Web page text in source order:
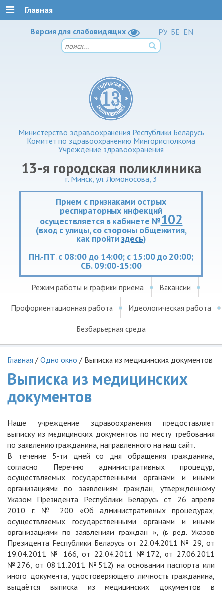
Версия для слабовидящих РУ БЕ EN
Министерство здравоохранения Республики Беларусь
Комитет по здравоохранению Мингорисполкома
Учреждение здравоохранения
13-я городская поликлиника
г. Минск, ул. Ломоносова, 3
Прием с признаками острых
респираторных инфекций
осуществляется в кабинете №102
(вход с улицы, со стороны общежития,
как пройтиздесь)
ПН.-ПТ. с 08:00 до 14:00; с 15:00 до 20:00;
СБ. 09:00-15:00
Главная
Режим работы и графики приема Вакансии
Профориентационная работа Идеологическая работа
Безбарьерная среда
Главная / Одно окно / Выписка из медицинских документов
Выписка из медицинских
документов
Наше учреждение здравоохранения предоставляет
выписку из медицинских документов по месту требования
по заявлению гражданина, направленного на наш сайт.
В течение 5-ти дней со дня обращения гражданина,
согласно Перечню административных процедур,
осуществляемых государственными органами и иными
организациями по заявлениям граждан, утверждённому
Указом Президента Республики Беларусь от 26 апреля
2010 г. № 200 «Об административных процедурах,
осуществляемых государственными органами и иными
организациями по заявлениям граждан », (в ред. Указов
Президента Республики Беларусь от 22.04.2011 № 29, от
19.04.2011 № 166, от 22.04.2011 №172, от 27.06.2011
№276, от 08.11.2011 №512) на основании паспорта или
иного документа, удостоверяющего личность гражданина,
выдаётся выписка из медицинских документов в